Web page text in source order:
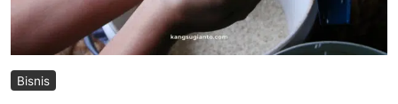
Bisnis